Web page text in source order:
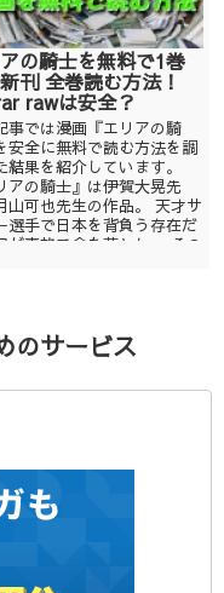
の騎士を無料で1巻
刊 全巻読む方法！
rawは安全？
事では漫画『エリアの騎
安全に無料で読む方法を調
結果を紹介しています。
アの騎士』は伊賀大晃先
山可也先生の作品。 天才サ
選手で日本を背負う存在だ
が事故で命を落とし、 その
のサービス